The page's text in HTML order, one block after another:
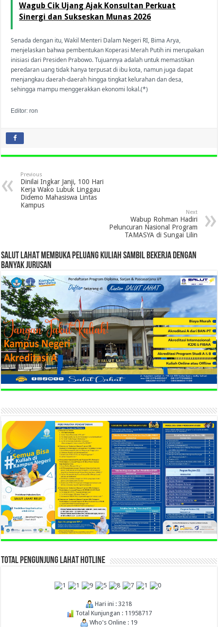
Wagub Cik Ujang Ajak Konsultan Perkuat
Sinergi dan Sukseskan Munas 2026
Senada dengan itu, Wakil Menteri Dalam Negeri RI, Bima Arya,
menjelaskan bahwa pembentukan Koperasi Merah Putih ini merupakan
inisiasi dari Presiden Prabowo. Tujuannya adalah untuk memastikan
peredaran uang tidak hanya terpusat di ibu kota, namun juga dapat
menjangkau daerah-daerah hingga tingkat kelurahan dan desa,
sehingga mampu menggerakkan ekonomi lokal.(*)
Editor: ron
Previous
Dinilai Ingkar Janji, 100 Hari
Kerja Wako Lubuk Linggau
Didemo Mahasiswa Lintas
Kampus
Next
Wabup Rohman Hadiri
Peluncuran Nasional Program
TAMASYA di Sungai Lilin
SALUT LAHAT MEMBUKA PELUANG KULIAH SAMBIL BEKERJA DENGAN
BANYAK JURUSAN
TOTAL PENGUNJUNG LAHAT HOTLINE
Hari ini : 3218
Total Kunjungan : 11958717
Who's Online : 19